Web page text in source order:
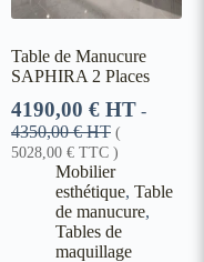
Table de Manucure
SAPHIRA 2 Places
4190,00 € HT -
4350,00€HT (
5028,00 € TTC )
Mobilier
esthétique, Table
de manucure,
Tables de
maquillage